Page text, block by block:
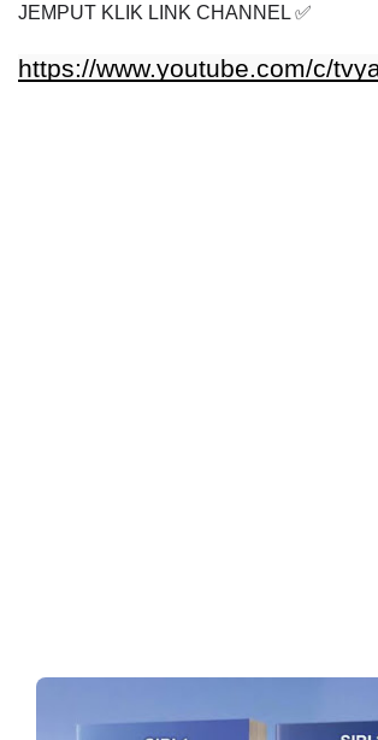
JEMPUT KLIK LINK CHANNEL ✅
https://www.youtube.com/c/